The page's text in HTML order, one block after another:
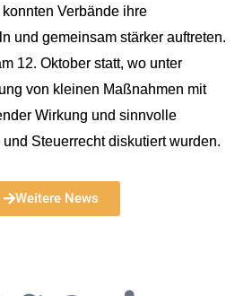
Verbände ihre
und gemeinsam stärker auftreten.
12. Oktober statt, wo unter
von kleinen Maßnahmen mit
Wirkung und sinnvolle
Steuerrecht diskutiert wurden.
Weitere News